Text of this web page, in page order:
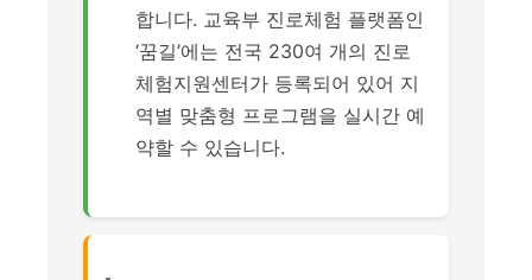
합니다. 교육부 진로체험 플랫폼인
‘꿈길’에는 전국 230여 개의 진로
체험지원센터가 등록되어 있어 지
역별 맞춤형 프로그램을 실시간 예
약할 수 있습니다.